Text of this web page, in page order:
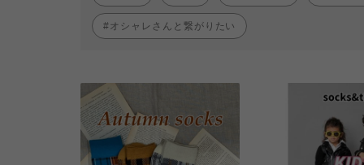
オシャレさんと繋がりたい